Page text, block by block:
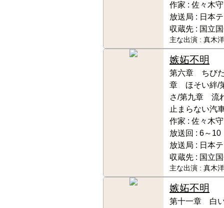
作家 : 佐々木守
放送局 : 日本
収蔵先 : 国立
主な出演 : 真木
嫉妬不明
第六章 ちび
章 ほそい絆/
さ/第九章 流
止まらない汽
作家 : 佐々木守
放送回 : 6～10
放送局 : 日本
収蔵先 : 国立
主な出演 : 真木
嫉妬不明
第十一章 白